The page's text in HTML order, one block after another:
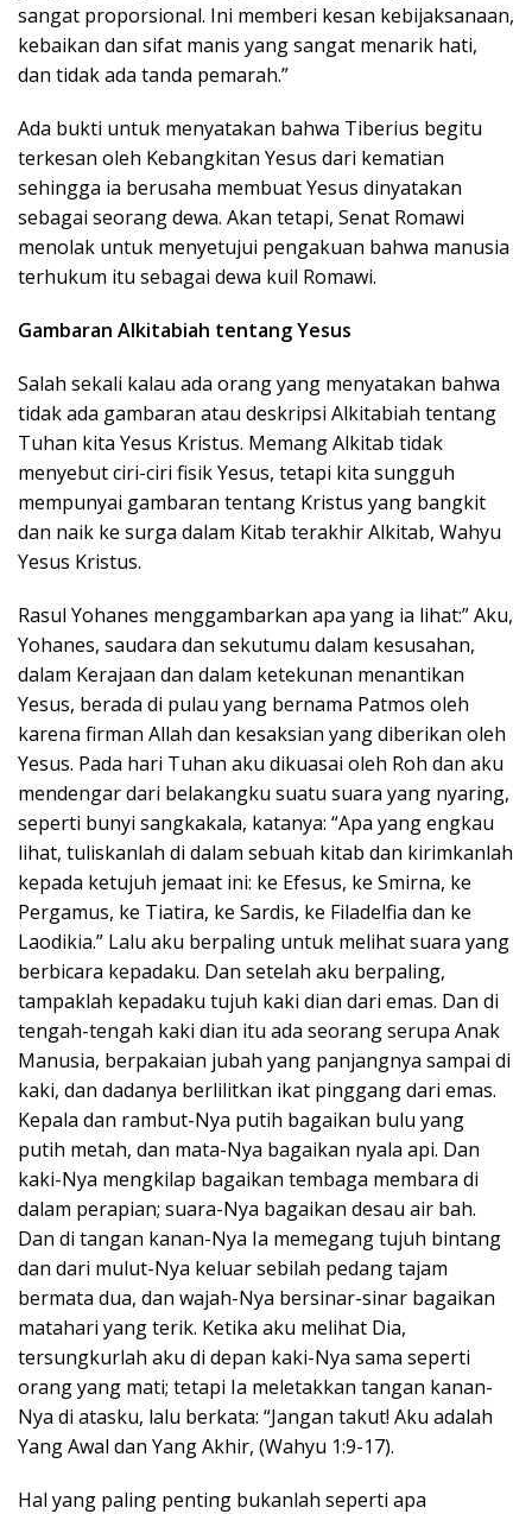
sangat proporsional. Ini memberi kesan kebijaksanaan,
kebaikan dan sifat manis yang sangat menarik hati,
dan tidak ada tanda pemarah.”
Ada bukti untuk menyatakan bahwa Tiberius begitu
terkesan oleh Kebangkitan Yesus dari kematian
sehingga ia berusaha membuat Yesus dinyatakan
sebagai seorang dewa. Akan tetapi, Senat Romawi
menolak untuk menyetujui pengakuan bahwa manusia
terhukum itu sebagai dewa kuil Romawi.
Gambaran Alkitabiah tentang Yesus
Salah sekali kalau ada orang yang menyatakan bahwa
tidak ada gambaran atau deskripsi Alkitabiah tentang
Tuhan kita Yesus Kristus. Memang Alkitab tidak
menyebut ciri-ciri fisik Yesus, tetapi kita sungguh
mempunyai gambaran tentang Kristus yang bangkit
dan naik ke surga dalam Kitab terakhir Alkitab, Wahyu
Yesus Kristus.
Rasul Yohanes menggambarkan apa yang ia lihat:” Aku,
Yohanes, saudara dan sekutumu dalam kesusahan,
dalam Kerajaan dan dalam ketekunan menantikan
Yesus, berada di pulau yang bernama Patmos oleh
karena firman Allah dan kesaksian yang diberikan oleh
Yesus. Pada hari Tuhan aku dikuasai oleh Roh dan aku
mendengar dari belakangku suatu suara yang nyaring,
seperti bunyi sangkakala, katanya: “Apa yang engkau
lihat, tuliskanlah di dalam sebuah kitab dan kirimkanlah
kepada ketujuh jemaat ini: ke Efesus, ke Smirna, ke
Pergamus, ke Tiatira, ke Sardis, ke Filadelfia dan ke
Laodikia.” Lalu aku berpaling untuk melihat suara yang
berbicara kepadaku. Dan setelah aku berpaling,
tampaklah kepadaku tujuh kaki dian dari emas. Dan di
tengah-tengah kaki dian itu ada seorang serupa Anak
Manusia, berpakaian jubah yang panjangnya sampai di
kaki, dan dadanya berlilitkan ikat pinggang dari emas.
Kepala dan rambut-Nya putih bagaikan bulu yang
putih metah, dan mata-Nya bagaikan nyala api. Dan
kaki-Nya mengkilap bagaikan tembaga membara di
dalam perapian; suara-Nya bagaikan desau air bah.
Dan di tangan kanan-Nya Ia memegang tujuh bintang
dan dari mulut-Nya keluar sebilah pedang tajam
bermata dua, dan wajah-Nya bersinar-sinar bagaikan
matahari yang terik. Ketika aku melihat Dia,
tersungkurlah aku di depan kaki-Nya sama seperti
orang yang mati; tetapi Ia meletakkan tangan kanan-
Nya di atasku, lalu berkata: “Jangan takut! Aku adalah
Yang Awal dan Yang Akhir, (Wahyu 1:9-17).
Hal yang paling penting bukanlah seperti apa